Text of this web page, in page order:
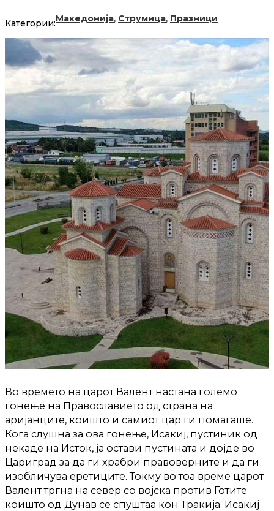
Категории:Македонија, Струмица, Празници
Во времето на царот Валент настана големо
гонење на Православието од страна на
аријанците, коишто и самиот цар ги помагаше.
Кога слушна за ова гонење, Исакиј, пустиник од
некаде на Исток, ја остави пустината и дојде во
Цариград за да ги храбри правоверните и да ги
изобличува еретиците. Токму во тоа време царот
Валент тргна на север со војска против Готите
коишто од Дунав се спуштаа кон Тракија. Исакиј